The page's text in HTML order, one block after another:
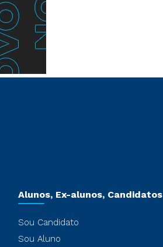
Alunos, Ex-alunos, Candidatos
Sou Candidato
Sou Aluno